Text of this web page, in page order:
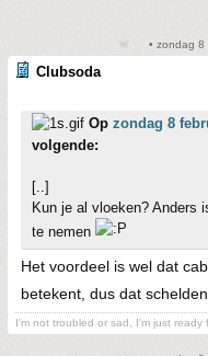
• zondag 8
Clubsoda
Op zondag 8
volgende:
[..]
Kun je al vloeken? Anders
te nemen
Het voordeel is wel dat
betekent, dus dat
I'm not troubled or sad, I'm just ready